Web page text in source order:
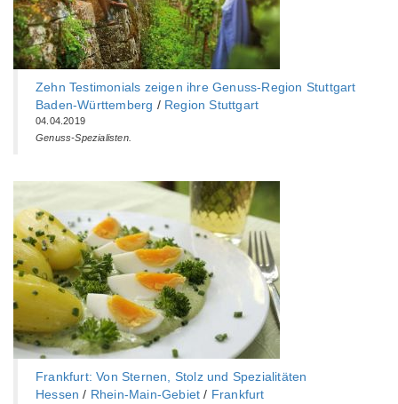
Zehn Testimonials zeigen ihre Genuss-Region Stuttgart
Baden-Württemberg‎ / Region Stuttgart
04.04.2019
Genuss-Spezialisten.
Frankfurt: Von Sternen, Stolz und Spezialitäten
Hessen / Rhein-Main-Gebiet / Frankfurt